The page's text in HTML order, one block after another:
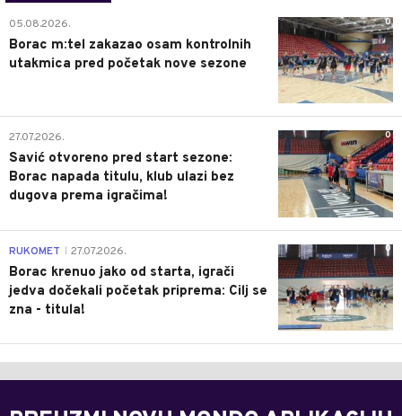
0
05.08.2026.
Borac m:tel zakazao osam kontrolnih
utakmica pred početak nove sezone
0
27.07.2026.
Savić otvoreno pred start sezone:
Borac napada titulu, klub ulazi bez
dugova prema igračima!
0
RUKOMET 27.07.2026.
Borac krenuo jako od starta, igrači
jedva dočekali početak priprema: Cilj se
zna - titula!